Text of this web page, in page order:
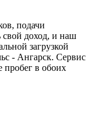
подачи
свой доход, и наш
загрузкой
- Ангарск. Сервис
пробег в обоих